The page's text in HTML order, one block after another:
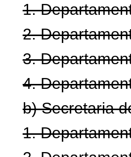
1.
2.
3.
4.
b) Secretaria
1.